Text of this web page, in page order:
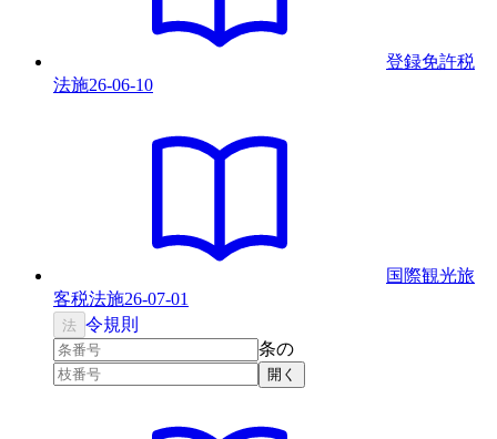
登録免許税
法施26-06-10
国際観光旅
客税法施26-07-01
法 令規則
条の
開く